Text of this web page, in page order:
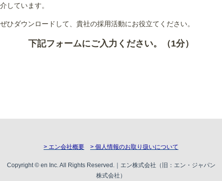
介しています。
ぜひダウンロードして、貴社の採用活動にお役立てください。
下記フォームにご入力ください。（1分）
> エン会社概要 > 個人情報のお取り扱いについて
Copyright © en Inc. All Rights Reserved.｜エン株式会社（旧：エン・ジャパン
株式会社）